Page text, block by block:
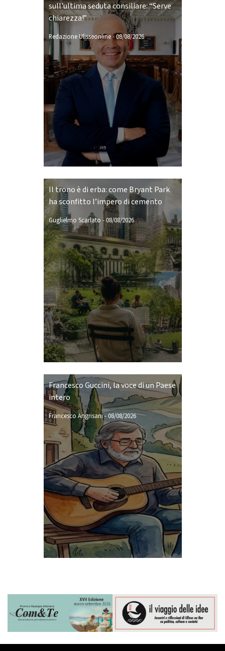
sull'ultima seduta consiliare: “Serve
chiarezza!”
Redazione Ulisseonline-08/08/2026
Il trono è di erba: come Bryant Park
ha sconfitto l’impero di cemento
Guglielmo Scarlato -08/08/2026
Francesco Guccini, la voce di un Paese
intero
Francesco Angrisani-08/08/2026